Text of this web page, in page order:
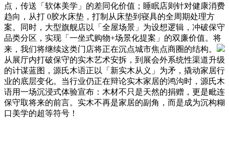
点，传送「软体美学」的差同化价值；睡眠店则针对健康消费
趋向，从打 0胶水床垫，打制从床垫到寝具的全周期处理方
案。同时，大型旗舰店以「全屋场景」为设想逻辑，冲破保守
品类分区，实现「一坐式购物+场景化提案」的双廉价值。将
来，我们将继续这类门店将正在沉点城市焦点商圈的结构。
从展厅内打破保守的实木艺术安拆，到展会外系统性渠道升级
的计谋蓝图，源氏木语正以「新实木从义」为矛，撬动家居行
业的底层变化。当行业仍正在辩论实木家居的鸿沟时，源氏木
语用一场沉浸式体验宣布：木材不只是天然的捐赠，更是毗连
保守取将来的前言。实木不再是家居的副角，而是成为沉构糊
口美学的超等符号！